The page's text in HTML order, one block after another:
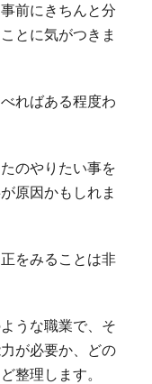
前にきちんと分
とに気がつきま
ればある程度わ
のやりたい事を
原因かもしれま
をみることは非
うな職業で、そ
が必要か、どの
整理します。